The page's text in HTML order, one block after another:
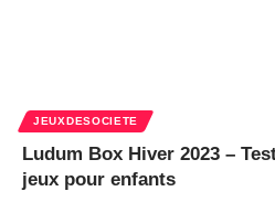
JEUXDESOCIETE
Ludum Box Hiver 2023 –
jeux pour enfants